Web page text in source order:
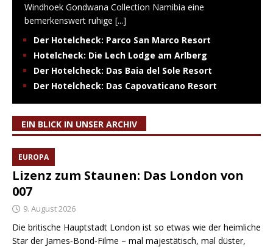
Windhoek Gondwana Collection Namibia eine
bemerkenswert ruhige [...]
Der Hotelcheck: Parco San Marco Resort
Hotelcheck: Die Lech Lodge am Arlberg
Der Hotelcheck: Das Baia del Sole Resort
Der Hotelcheck: Das Capovaticano Resort
EIN BLICK IN UNSER ARCHIV
EUROPA
Lizenz zum Staunen: Das London von
007
9. August 2026
Die britische Hauptstadt London ist so etwas wie der heimliche
Star der James‑Bond‑Filme – mal majestätisch, mal düster,